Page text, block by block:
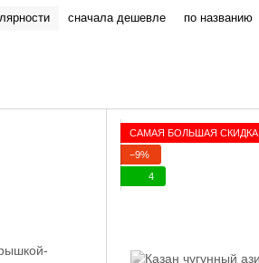
сначала дешевле по названию
САМАЯ БОЛЬШАЯ СКИДКА
−9%
4